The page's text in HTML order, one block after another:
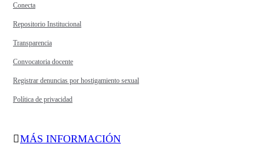
Conecta
Repositorio Institucional
Transparencia
Convocatoria docente
Registrar denuncias por hostigamiento sexual
Política de privacidad
MÁS INFORMACIÓN